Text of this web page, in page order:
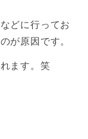
どに行ってお
が原因です。
ます。笑